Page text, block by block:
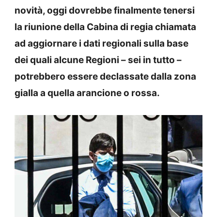
novità, oggi dovrebbe finalmente tenersi
la riunione della Cabina di regia chiamata
ad aggiornare i dati regionali sulla base
dei quali alcune Regioni – sei in tutto –
potrebbero essere declassate dalla zona
gialla a quella arancione o rossa.